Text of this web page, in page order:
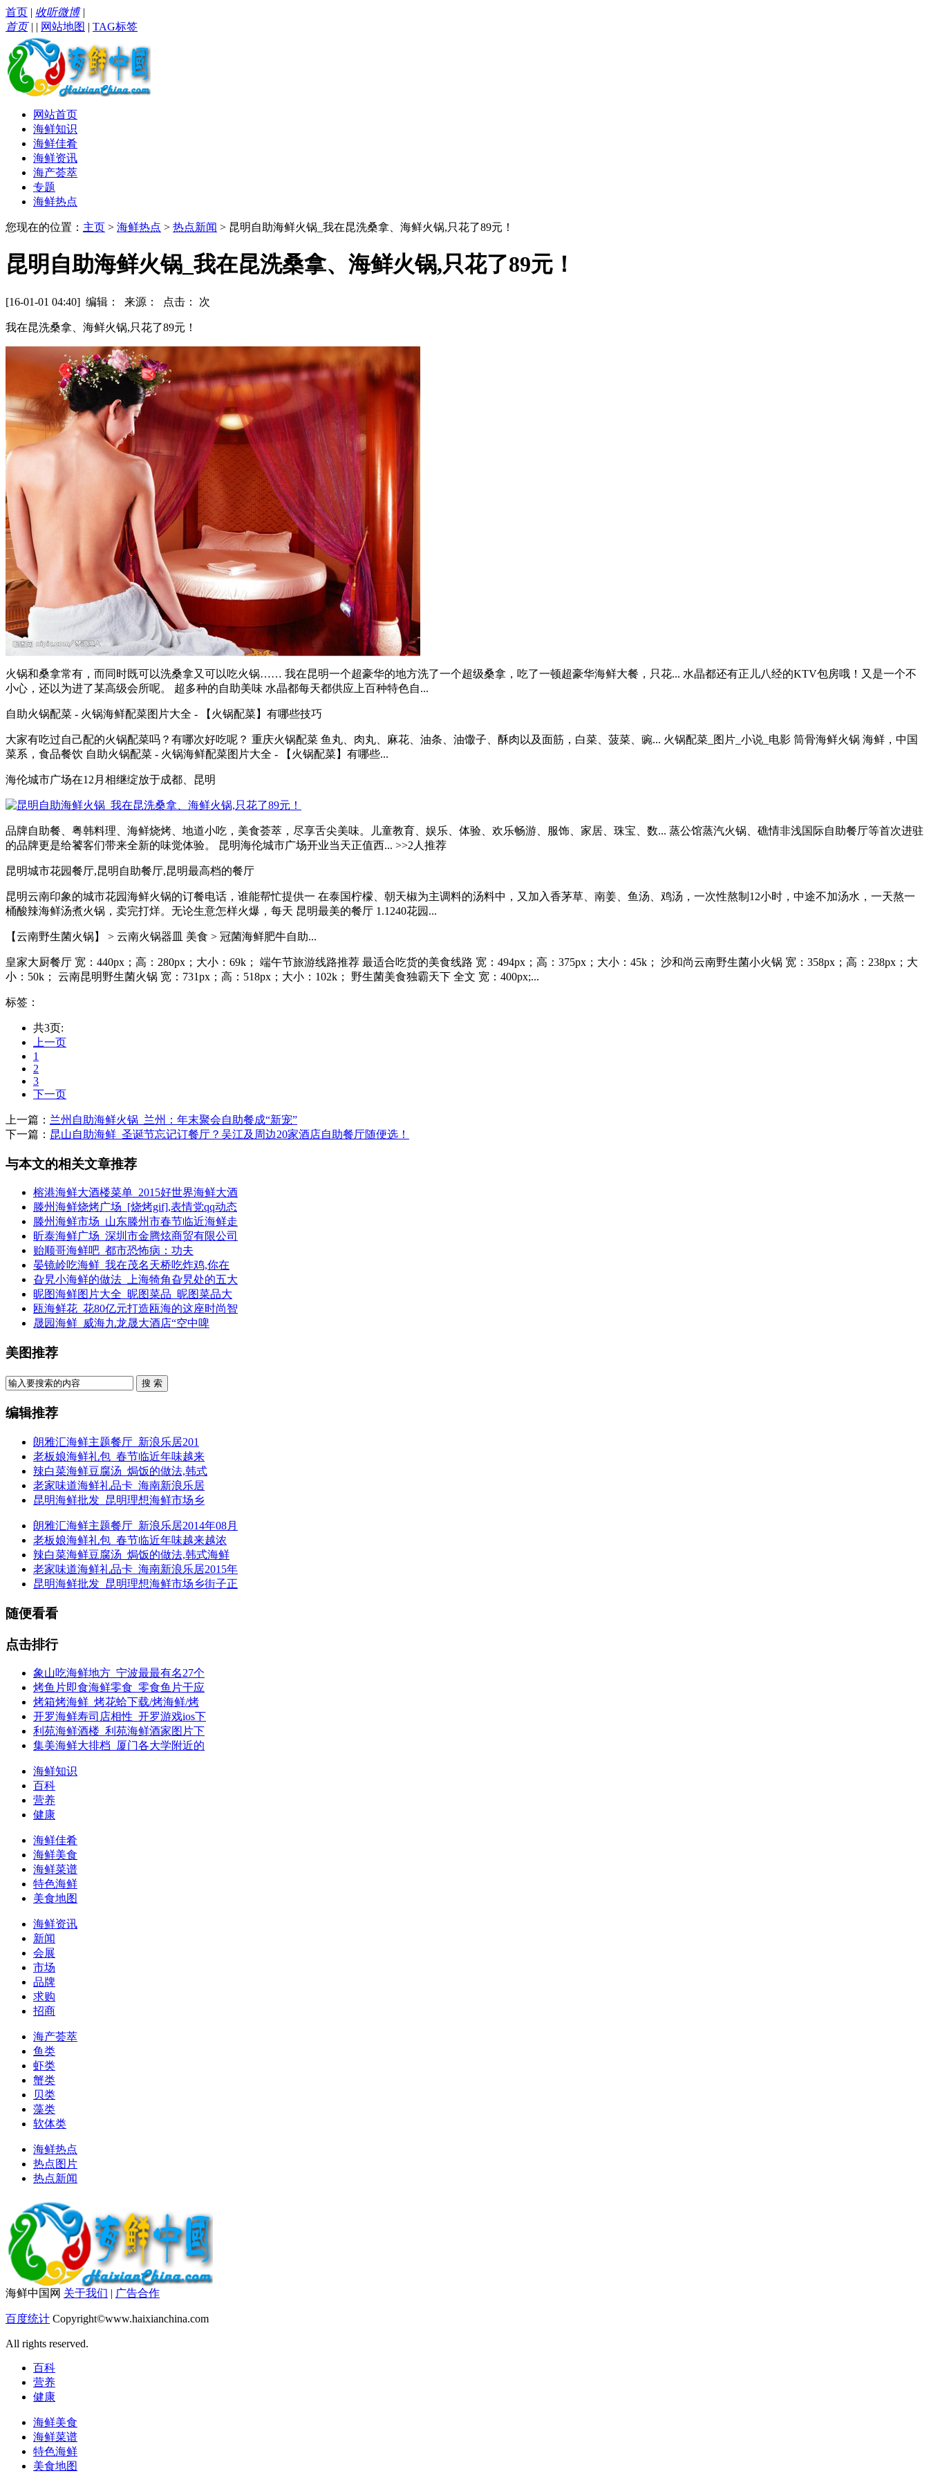
首页 | 收听微博|
首页| | 网站地图 | TAG标签
网站首页
海鲜知识
海鲜佳肴
海鲜资讯
海产荟萃
专题
海鲜热点
您现在的位置： 主页 > 海鲜热点 > 热点新闻 > 昆明自助海鲜火锅_我在昆洗桑拿、海鲜火锅,只花了89元！
昆明自助海鲜火锅_我在昆洗桑拿、海鲜火锅,只花了89元！
[16-01-01 04:40] 编辑： 来源： 点击： 次
我在昆洗桑拿、海鲜火锅,只花了89元！
火锅和桑拿常有，而同时既可以洗桑拿又可以吃火锅…… 我在昆明一个超豪华的地方洗了一个超级桑拿，吃了一顿超豪华海鲜大餐，只花... 水晶都还有正儿八经的KTV包房哦！又是一个不
小心，还以为进了某高级会所呢。 超多种的自助美味 水晶都每天都供应上百种特色自...
自助火锅配菜 - 火锅海鲜配菜图片大全 - 【火锅配菜】有哪些技巧
大家有吃过自己配的火锅配菜吗？有哪次好吃呢？ 重庆火锅配菜 鱼丸、肉丸、麻花、油条、油馓子、酥肉以及面筋，白菜、菠菜、豌... 火锅配菜_图片_小说_电影 筒骨海鲜火锅 海鲜，中国
菜系，食品餐饮 自助火锅配菜 - 火锅海鲜配菜图片大全 - 【火锅配菜】有哪些...
海伦城市广场在12月相继绽放于成都、昆明
品牌自助餐、粤韩料理、海鲜烧烤、地道小吃，美食荟萃，尽享舌尖美味。儿童教育、娱乐、体验、欢乐畅游、服饰、家居、珠宝、数... 蒸公馆蒸汽火锅、礁情非浅国际自助餐厅等首次进驻
的品牌更是给饕客们带来全新的味觉体验。 昆明海伦城市广场开业当天正值西... >>2人推荐
昆明城市花园餐厅,昆明自助餐厅,昆明最高档的餐厅
昆明云南印象的城市花园海鲜火锅的订餐电话，谁能帮忙提供一 在泰国柠檬、朝天椒为主调料的汤料中，又加入香茅草、南姜、鱼汤、鸡汤，一次性熬制12小时，中途不加汤水，一天熬一
桶酸辣海鲜汤煮火锅，卖完打烊。无论生意怎样火爆，每天 昆明最美的餐厅 1.1240花园...
【云南野生菌火锅】 > 云南火锅器皿 美食 > 冠菌海鲜肥牛自助...
皇家大厨餐厅 宽：440px；高：280px；大小：69k； 端午节旅游线路推荐 最适合吃货的美食线路 宽：494px；高：375px；大小：45k； 沙和尚云南野生菌小火锅 宽：358px；高：238px；大
小：50k； 云南昆明野生菌火锅 宽：731px；高：518px；大小：102k； 野生菌美食独霸天下 全文 宽：400px;...
标签：
共3页:
上一页
1
2
3
下一页
上一篇： 兰州自助海鲜火锅_兰州：年末聚会自助餐成“新宠”
下一篇： 昆山自助海鲜_圣诞节忘记订餐厅？吴江及周边20家酒店自助餐厅随便选！
与本文的相关文章推荐
榕港海鲜大酒楼菜单_2015好世界海鲜大酒
滕州海鲜烧烤广场_[烧烤gif],表情党qq动态
滕州海鲜市场_山东滕州市春节临近海鲜走
昕泰海鲜广场_深圳市金腾炫商贸有限公司
贻顺哥海鲜吧_都市恐怖病：功夫
晏镜岭吃海鲜_我在茂名天桥吃炸鸡,你在
旮旯小海鲜的做法_上海犄角旮旯处的五大
昵图海鲜图片大全_昵图菜品_昵图菜品大
瓯海鲜花_花80亿元打造瓯海的这座时尚智
晟园海鲜_威海九龙晟大酒店“空中啤
美图推荐
搜 索
编辑推荐
朗雅汇海鲜主题餐厅_新浪乐居201
老板娘海鲜礼包_春节临近年味越来
辣白菜海鲜豆腐汤_焗饭的做法,韩式
老家味道海鲜礼品卡_海南新浪乐居
昆明海鲜批发_昆明理想海鲜市场乡
朗雅汇海鲜主题餐厅_新浪乐居2014年08月
老板娘海鲜礼包_春节临近年味越来越浓
辣白菜海鲜豆腐汤_焗饭的做法,韩式海鲜
老家味道海鲜礼品卡_海南新浪乐居2015年
昆明海鲜批发_昆明理想海鲜市场乡街子正
随便看看
点击排行
象山吃海鲜地方_宁波最最有名27个
烤鱼片即食海鲜零食_零食鱼片干应
烤箱烤海鲜_烤花蛤下载/烤海鲜/烤
开罗海鲜寿司店相性_开罗游戏ios下
利苑海鲜酒楼_利苑海鲜酒家图片下
集美海鲜大排档_厦门各大学附近的
海鲜知识
百科
营养
健康
海鲜佳肴
海鲜美食
海鲜菜谱
特色海鲜
美食地图
海鲜资讯
新闻
会展
市场
品牌
求购
招商
海产荟萃
鱼类
虾类
蟹类
贝类
藻类
软体类
海鲜热点
热点图片
热点新闻
海鲜中国网 关于我们 | 广告合作
百度统计 Copyright©www.haixianchina.com
All rights reserved.
百科
营养
健康
海鲜美食
海鲜菜谱
特色海鲜
美食地图